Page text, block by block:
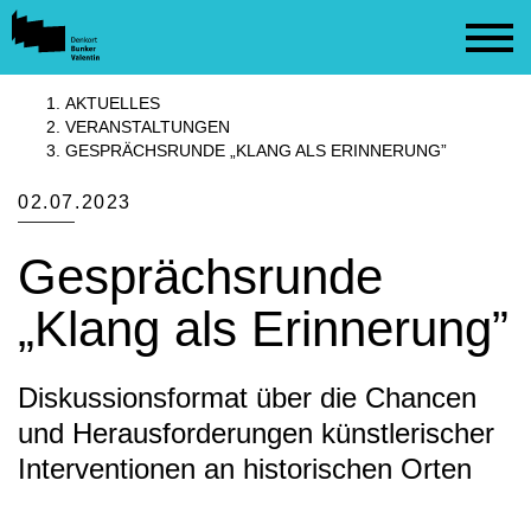
Cookie
Einstellungen
anpassen
Zum
Inhalt
Website
springen
Cookie
Einstellungen
anpassen
Kopfbereich
MENU
AKTUELLES
VERANSTALTUNGEN
GESPRÄCHSRUNDE „KLANG ALS ERINNERUNG”
02.07.2023
Gesprächsrunde
„Klang als Erinnerung”
Diskussionsformat über die Chancen
und Herausforderungen künstlerischer
Interventionen an historischen Orten